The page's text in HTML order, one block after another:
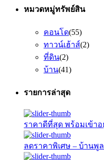
หมวดหมู่ทรัพย์สิน
คอนโด(55)
ทาวน์เฮ้าส์(2)
ที่ดิน(2)
บ้าน(41)
รายการล่าสุด
ราคาดีที่สุด พร้อมเข้า
ลดราคาพิเศษ – บ้านพู